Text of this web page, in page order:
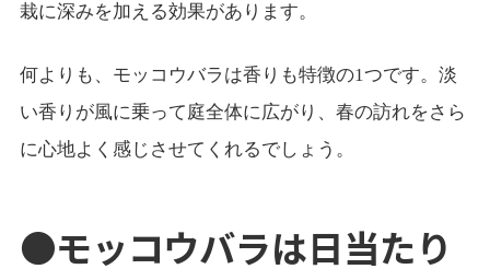
栽に深みを加える効果があります。
何よりも、モッコウバラは香りも特徴の1つです。淡
い香りが風に乗って庭全体に広がり、春の訪れをさら
に心地よく感じさせてくれるでしょう。
●モッコウバラは日当たり